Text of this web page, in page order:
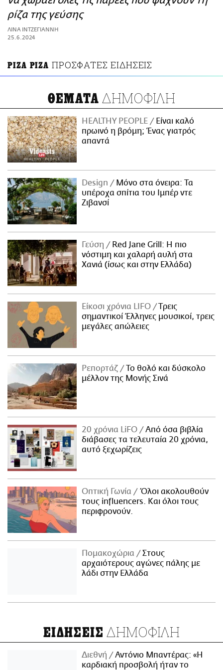
ΑΜΠΑ
PRINT
ρίζα της γεύσης
ΛΙΝΑ ΙΝΤΖΕΓΙΑΝΝΗ
25.6.2024
ΡΙΖΑ ΡΙΖΑ ΠΡΟΣΦΑΤΕΣ ΕΙΔΗΣΕΙΣ
ΘΕΜΑΤΑ ΔΗΜΟΦΙΛΗ
HEALTHY PEOPLE
Είναι καλό
πρωινό η βρόμη; Ένας γιατρός
απαντά
Design
Μόνο στα όνειρα: Τα
υπέροχα σπίτια του Ιμπέρ ντε
Ζιβανσί
Γεύση
Red Jane Grill: Η πιο
νόστιμη και χαλαρή αυλή στα
Χανιά (ίσως και στην Ελλάδα)
Είκοσι χρόνια LIFO
Tρεις
σημαντικοί Έλληνες μουσικοί, τρεις
μεγάλες απώλειες
Ρεπορτάζ
Το θολό και δύσκολο
μέλλον της Μονής Σινά
20 χρόνια LiFO
Από όσα βιβλία
διάβασες τα τελευταία 20 χρόνια,
αυτό ξεχωρίζεις
Οπτική Γωνία
Όλοι ακολουθούν
τους influencers. Και όλοι τους
περιφρονούν.
Πομακοχώρια
Στους
αρχαιότερους αγώνες πάλης με
λάδι στην Ελλάδα
ΕΙΔΗΣΕΙΣ ΔΗΜΟΦΙΛΗ
Διεθνή
Αντόνιο Μπαντέρας: «Η
καρδιακή προσβολή ήταν το